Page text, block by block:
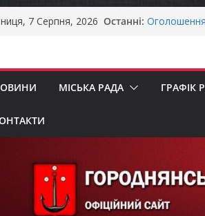
7 Серпня, 2026 Останні:
бізнесу»
МІСЬКА РАДА ГРАФІК